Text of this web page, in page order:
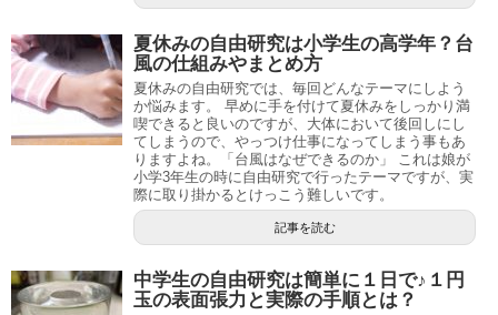
夏休みの自由研究は小学生の高学年？台
風の仕組みやまとめ方
夏休みの自由研究では、毎回どんなテーマにしよう
か悩みます。 早めに手を付けて夏休みをしっかり満
喫できると良いのですが、大体において後回しにし
てしまうので、やっつけ仕事になってしまう事もあ
りますよね。「台風はなぜできるのか」 これは娘が
小学3年生の時に自由研究で行ったテーマですが、実
際に取り掛かるとけっこう難しいです。
記事を読む
中学生の自由研究は簡単に１日で♪１円
玉の表面張力と実際の手順とは？